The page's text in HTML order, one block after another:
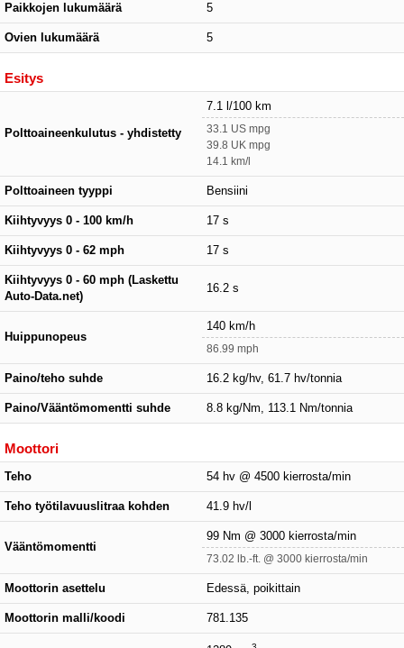
Paikkojen lukumäärä 5
Ovien lukumäärä 5
Esitys
Polttoaineenkulutus - yhdistetty
7.1 l/100 km
33.1 US mpg
39.8 UK mpg
14.1 km/l
Polttoaineen tyyppi Bensiini
Kiihtyvyys 0 - 100 km/h 17 s
Kiihtyvyys 0 - 62 mph 17 s
Kiihtyvyys 0 - 60 mph (Laskettu
Auto-Data.net)
16.2 s
Huippunopeus
140 km/h
86.99 mph
Paino/teho suhde 16.2 kg/hv, 61.7 hv/tonnia
Paino/Vääntömomentti suhde 8.8 kg/Nm, 113.1 Nm/tonnia
Moottori
Teho 54 hv @ 4500 kierrosta/min
Teho työtilavuuslitraa kohden 41.9 hv/l
Vääntömomentti
99 Nm @ 3000 kierrosta/min
73.02 lb.-ft. @ 3000 kierrosta/min
Moottorin asettelu Edessä, poikittain
Moottorin malli/koodi 781.135